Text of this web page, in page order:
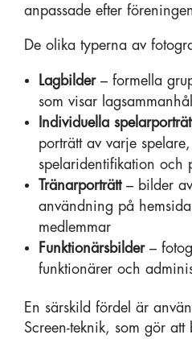
anpassade efter
De olika typerna av
Lagbilder– formella
som visar
Individuella
porträtt av varje
spelaridentifikation och
Tränarporträtt– bilder
användning på
medlemmar
Funktionärsbilder–
funktionärer och
En särskild fördel är
Screen-teknik, som gör att